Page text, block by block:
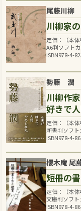
尾藤川柳
川柳家
定価：（本体
A6判ソフト
ISBN978-4-
勢藤 潤
川柳作
好きで
定価：（本体
新書判ソフ
ISBN978-4-
櫻木庵 尾
短冊の
定価：（本体
文庫判ソフ
ISBN978-4-